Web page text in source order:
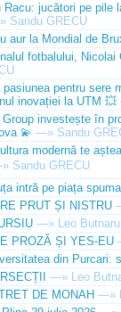
Racu: jucători pe pile
Sandu GRECU
aur la Mondial de
fotbalului,
pasiunea pentru sere
inovației la UTM 💥
Group investește în
💫 —» Sandu
modernă te
Sandu GRECU
intră pe piața
PRUT ȘI NISTRU
—» Leo Butnaru
PROZĂ ȘI YES-EU
din Purcari:
—» Leo
DE MONAH —»